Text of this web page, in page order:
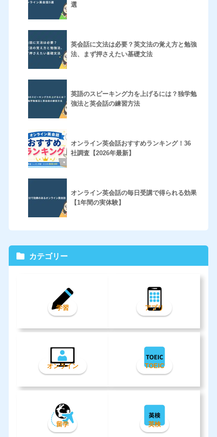
選
英会話に文法は必要？英文法の覚え方と勉強
法、まず押さえたい基礎文法
英語のスピーキング力を上げるには？独学勉
強法と英会話の練習方法
オンライン英会話おすすめランキング！36
社調査【2026年最新】
オンライン英会話の毎日受講で得られる効果
【1年間の実体験】
カテゴリー
学習 アプリ
オンライン TOEIC
留学 英検